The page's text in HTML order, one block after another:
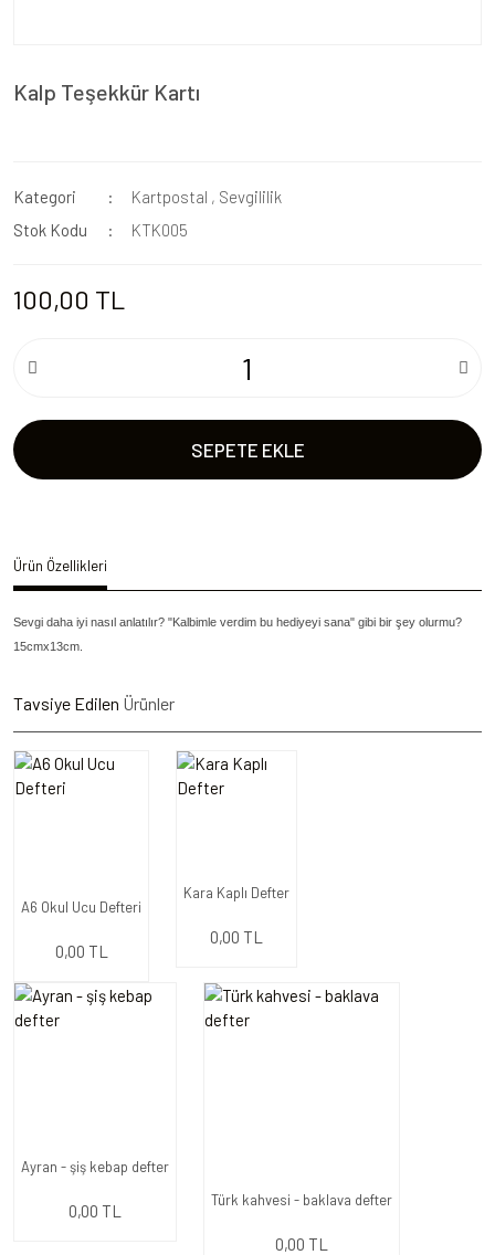
Kalp Teşekkür Kartı
Kategori Kartpostal , Sevgililik
Stok Kodu
KTK005
100,00 TL
SEPETE EKLE
Ürün Özellikleri
Sevgi daha iyi nasıl anlatılır? "Kalbimle verdim bu hediyeyi sana" gibi bir şey olurmu?
15cmx13cm.
Tavsiye Edilen Ürünler
A6 Okul Ucu Defteri
0,00 TL
Kara Kaplı Defter
0,00 TL
Ayran - şiş kebap defter
0,00 TL
Türk kahvesi - baklava defter
0,00 TL